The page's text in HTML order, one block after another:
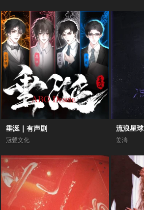
垂涎｜有声剧
冠聲文化
流浪星球
姜濤